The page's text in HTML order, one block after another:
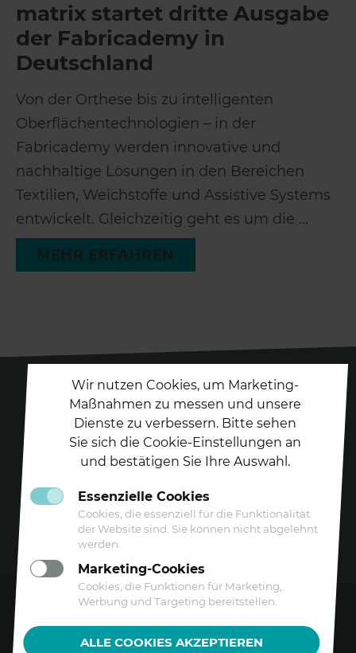
matrix startet dritte Ausgabe
der Fabricademy in
Deutschland
Von der Orthese bis zu intelligenten
Oberflächentechnologien – in der
Fabricademy werden innovative und
nachhaltige Lösungen in den Bereichen
Textilien, Weichstoffe und Assistive Systems
entwickelt. Gleichzeitig geht es um die ...
Folgen Sie uns auf
Wir nutzen Cookies, um Marketing-
Maßnahmen zu messen und unsere
Dienste zu verbessern. Bitte sehen
Sie sich die Cookie-Einstellungen an
und bestätigen Sie Ihre Auswahl.
Essenzielle Cookies
Cookies, die essenziell für die Funktionalität
der Website sind. Sie können nicht abgelehnt
werden.
Marketing-Cookies
Cookies, die Funktionen für Marketing,
Werbung und Targeting bereitstellen.
ALLE COOKIES AKZEPTIEREN